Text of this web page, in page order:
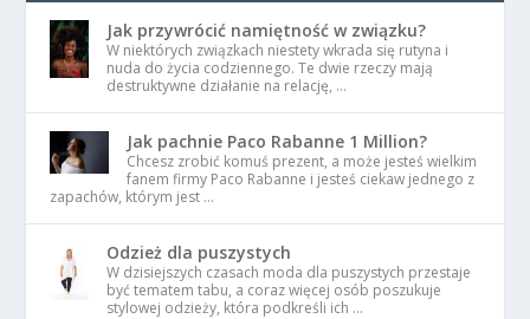
Jak przywrócić namiętność w związku?
W niektórych związkach niestety wkrada się rutyna i
nuda do życia codziennego. Te dwie rzeczy mają
destruktywne działanie na relację, …
Jak pachnie Paco Rabanne 1 Million?
Chcesz zrobić komuś prezent, a może jesteś wielkim
fanem firmy Paco Rabanne i jesteś ciekaw jednego z
zapachów, którym jest …
Odzież dla puszystych
W dzisiejszych czasach moda dla puszystych przestaje
być tematem tabu, a coraz więcej osób poszukuje
stylowej odzieży, która podkreśli ich …